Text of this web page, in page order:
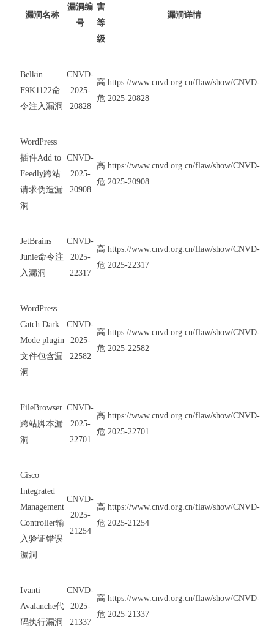
漏洞名称
漏洞编
号
害
等
级
漏洞详情
Belkin
F9K1122命
令注入漏洞
CNVD-
2025-
20828
高
危
https://www.cnvd.org.cn/flaw/show/CNVD-
2025-20828
WordPress
插件Add to
Feedly跨站
请求伪造漏
洞
CNVD-
2025-
20908
高
危
https://www.cnvd.org.cn/flaw/show/CNVD-
2025-20908
JetBrains
Junie命令注
入漏洞
CNVD-
2025-
22317
高
危
https://www.cnvd.org.cn/flaw/show/CNVD-
2025-22317
WordPress
Catch Dark
Mode plugin
文件包含漏
洞
CNVD-
2025-
22582
高
危
https://www.cnvd.org.cn/flaw/show/CNVD-
2025-22582
FileBrowser
跨站脚本漏
洞
CNVD-
2025-
22701
高
危
https://www.cnvd.org.cn/flaw/show/CNVD-
2025-22701
Cisco
Integrated
Management
Controller输
入验证错误
漏洞
CNVD-
2025-
21254
高
危
https://www.cnvd.org.cn/flaw/show/CNVD-
2025-21254
Ivanti
Avalanche代
码执行漏洞
CNVD-
2025-
21337
高
危
https://www.cnvd.org.cn/flaw/show/CNVD-
2025-21337